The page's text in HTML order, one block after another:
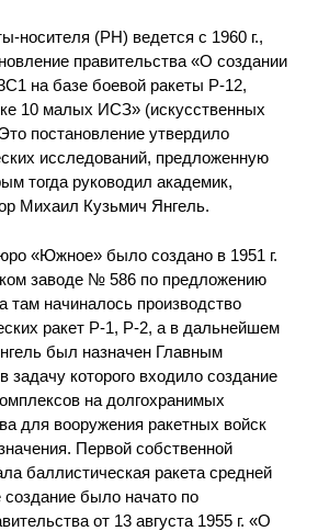
носителя (PH) ведется с 1960 г.,
правительства «О создании
на базе боевой ракеты Р-12,
10 малых ИСЗ» (искусственных
постановление утвердило
исследований, предложенную
тогда руководил академик,
Михаил Кузьмич Янгель.
«Южное» было создано в 1951 г.
заводе № 586 по предложению
там начиналось производство
ракет Р-1, Р-2, а в дальнейшем
был назначен Главным
задачу которого входило создание
на долгохранимых
для вооружения ракетных войск
Первой собственной
баллистическая ракета средней
было начато по
от 13 августа 1955 г. «О